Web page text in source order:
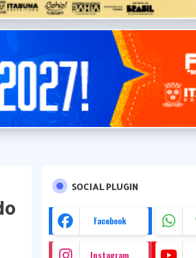
SOCIAL PLUGIN
Facebook
Instagram